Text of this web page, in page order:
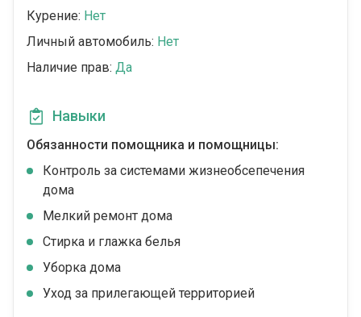
Курение: Нет
Личный автомобиль: Нет
Наличие прав: Да
Навыки
Обязанности помощника и помощницы:
Контроль за системами жизнеобсепечения
дома
Мелкий ремонт дома
Стирка и глажка белья
Уборка дома
Уход за прилегающей территорией